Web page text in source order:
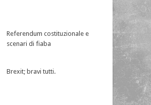
Referendum costituzionale e
scenari di fiaba
Brexit; bravi tutti.